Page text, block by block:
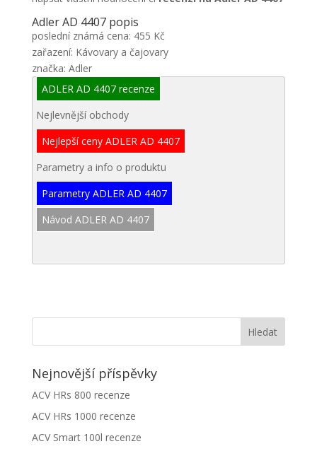
Adler AD 4407 popis
poslední známá cena: 455 Kč
zařazení: Kávovary a čajovary
značka: Adler
ADLER AD 4407 recenze
Nejlevnější obchody
Nejlepší ceny ADLER AD 4407
Parametry a info o produktu
Parametry ADLER AD 4407
Návod ADLER AD 4407
Nejnovější příspěvky
ACV HRs 800 recenze
ACV HRs 1000 recenze
ACV Smart 100l recenze